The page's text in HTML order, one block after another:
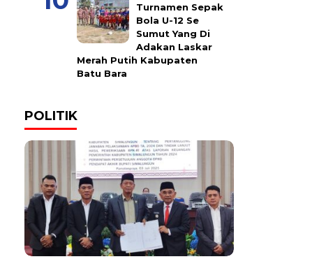
Turnamen Sepak
Bola U-12 Se
Sumut Yang Di
Adakan Laskar
Merah Putih Kabupaten
Batu Bara
POLITIK